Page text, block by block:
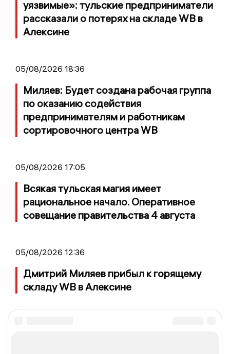
уязвимые»: тульские предприниматели
рассказали о потерях на складе WB в
Алексине
05/08/2026 18:36
Миляев: Будет создана рабочая группа
по оказанию содействия
предпринимателям и работникам
сортировочного центра WB
05/08/2026 17:05
Всякая тульская магия имеет
рациональное начало. Оперативное
совещание правительства 4 августа
05/08/2026 12:36
Дмитрий Миляев прибыл к горящему
складу WB в Алексине